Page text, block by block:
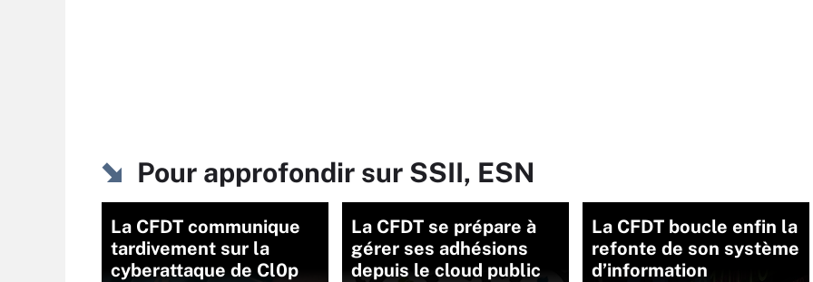
Pour approfondir sur SSII, ESN
La CFDT communique
tardivement sur la
cyberattaque de Cl0p
La CFDT se prépare à
gérer ses adhésions
depuis le cloud public
La CFDT boucle enfin la
refonte de son système
d’information